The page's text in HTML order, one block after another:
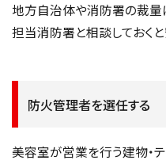
地方自治体や消防署の裁量
担当消防署と相談しておくと
防火管理者を選任する
美容室が営業を行う建物・